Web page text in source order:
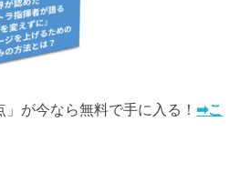
が今なら無料で手に入る！ ➡こ